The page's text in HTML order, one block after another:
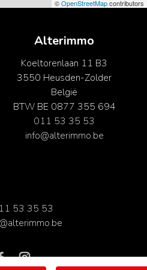
©OpenStreetMapcontributors
Alterimmo
Koeltorenlaan 11 B3
3550 Heusden-Zolder
België
BTW BE 0877 355 694
011 53 35 53
info@alterimmo.be
53 35 53